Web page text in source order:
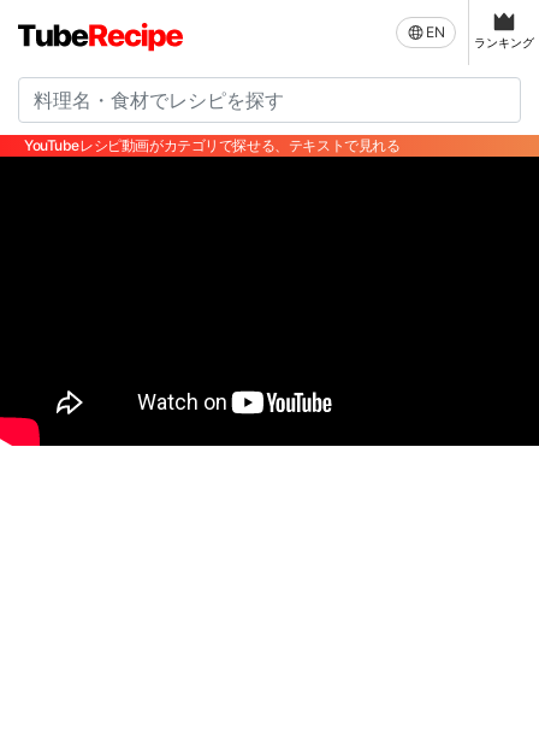
EN
ランキング
YouTubeレシピ動画がカテゴリで探せる、テキストで見れる